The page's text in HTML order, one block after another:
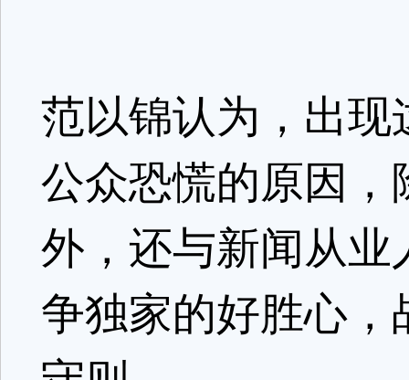
范以锦认为，出
公众恐慌的原因
外，还与新闻从
争独家的好胜心